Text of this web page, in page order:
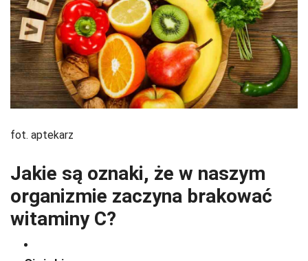
fot. aptekarz
Jakie są oznaki, że w naszym
organizmie zaczyna brakować
witaminy C?